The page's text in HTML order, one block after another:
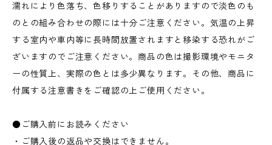
濡れにより色落ち、色移りすることがありますので淡色のも
のとの組み合わせの際には十分ご注意ください。気温の上昇
する室内や車内等に長時間放置されますと移染する恐れがご
ざいますのでご注意ください。商品の色は撮影環境やモニタ
ーの性質上、実際の色とは多少異なります。その他、商品に
付属する注意書きをご確認の上ご使用ください。
●ご購入前にお読みください
・ご購入後の返品や交換はできません。